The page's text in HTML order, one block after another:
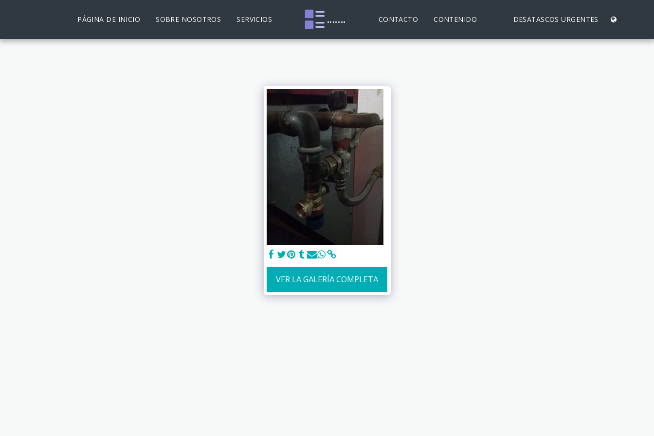
PÁGINA DE INICIO SOBRE NOSOTROS SERVICIOS ....... CONTACTO CONTENIDO DESATASCOS URGENTES
VER LA GALERÍA COMPLETA